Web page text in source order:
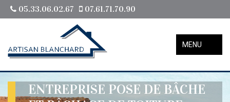
05.33.06.02.67 07.61.71.70.90
MENU
ENTREPRISE POSE DE BÂCHE